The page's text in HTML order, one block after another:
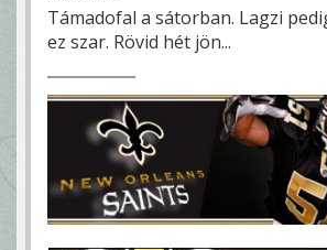
Támadofal a sátorban. Lagzi
ez szar. Rövid hét jön...